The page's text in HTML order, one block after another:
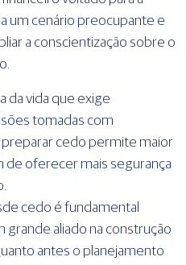
um cenário preocupante e
a conscientização sobre o
da vida que exige
tomadas com
preparar cedo permite maior
de oferecer mais segurança
cedo é fundamental
aliado na construção
antes o planejamento